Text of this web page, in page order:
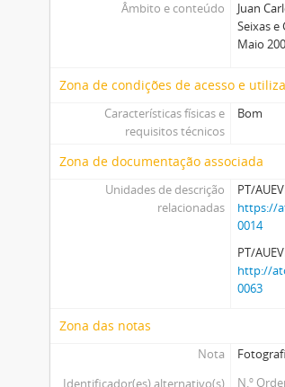
Âmbito e conteúdo
Juan
Seixas
Maio
Zona de condições de acesso e
Características físicas e
requisitos técnicos
Bom
Zona de documentação associada
Unidades de descrição
relacionadas
PT/
https://
0014
PT/
http://
0063
Zona das notas
Nota
Identificador(es) alternativo(s)
N.º